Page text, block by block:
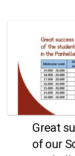
Great
of our